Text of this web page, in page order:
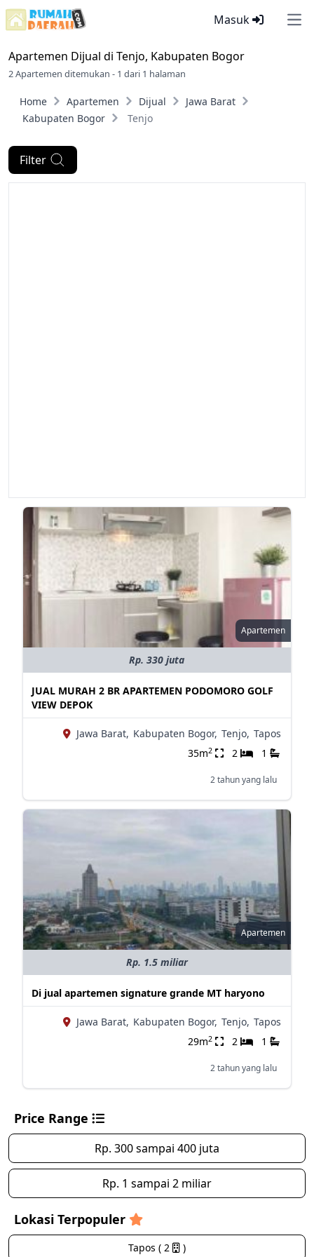
Masuk
Apartemen Dijual di Tenjo, Kabupaten Bogor
2 Apartemen ditemukan - 1 dari 1 halaman
Home Apartemen Dijual
Jawa Barat
Kabupaten Bogor
Tenjo
Filter
Apartemen
Rp. 330 juta
JUAL MURAH 2 BR APARTEMEN PODOMORO GOLF
VIEW DEPOK
Jawa Barat, Kabupaten Bogor, Tenjo, Tapos
35m2 2 1
2 tahun yang lalu
Apartemen
Rp. 1.5 miliar
Di jual apartemen signature grande MT haryono
Jawa Barat, Kabupaten Bogor, Tenjo, Tapos
29m2 2 1
2 tahun yang lalu
Price Range
Rp. 300 sampai 400 juta
Rp. 1 sampai 2 miliar
Lokasi Terpopuler
Tapos ( 2 )